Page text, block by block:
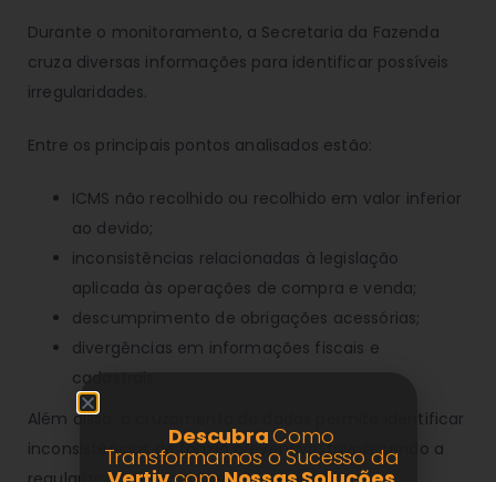
Durante o monitoramento, a Secretaria da Fazenda
cruza diversas informações para identificar possíveis
irregularidades.
Entre os principais pontos analisados estão:
ICMS não recolhido ou recolhido em valor inferior
ao devido;
inconsistências relacionadas à legislação
aplicada às operações de compra e venda;
descumprimento de obrigações acessórias;
divergências em informações fiscais e
cadastrais.
Além disso, o cruzamento de dados permite identificar
inconsistências de forma preventiva, favorecendo a
DescubraComo
Transformamos o Sucesso da